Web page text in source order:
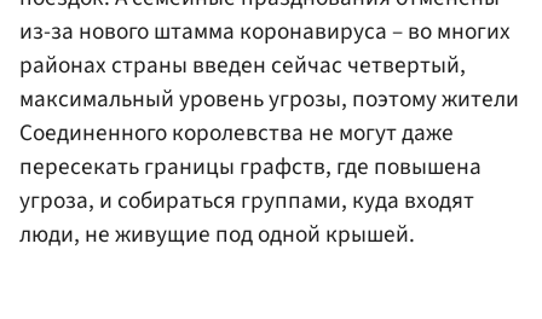
из-за нового штамма коронавируса – во многих
районах страны введен сейчас четвертый,
максимальный уровень угрозы, поэтому жители
Соединенного королевства не могут даже
пересекать границы графств, где повышена
угроза, и собираться группами, куда входят
люди, не живущие под одной крышей.